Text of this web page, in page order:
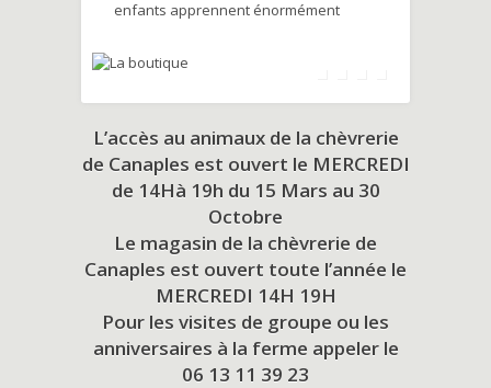
enfants apprennent énormément
L’accès au animaux de la chèvrerie
de Canaples est ouvert le MERCREDI
de 14Hà 19h du 15 Mars au 30
Octobre
Le magasin de la chèvrerie de
Canaples est ouvert toute l’année le
MERCREDI 14H 19H
Pour les visites de groupe ou les
anniversaires à la ferme appeler le
06 13 11 39 23